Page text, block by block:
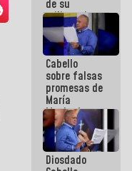
de su
militancia
es la
organización
política más
sólida de
Venezuela
Cabello
sobre falsas
promesas de
María
Machado:
¿Quién le
puede creer?
¿Y la gente
que ella iba
Diosdado